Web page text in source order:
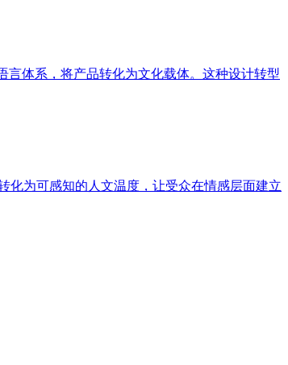
体系，将产品转化为文化载体。这种设计转型
化为可感知的人文温度，让受众在情感层面建立